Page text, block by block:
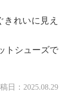
れいに見え
トシューズで
日： 2025.08.29